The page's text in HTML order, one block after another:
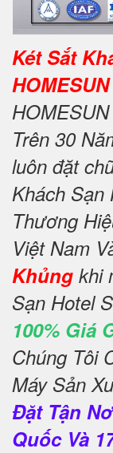
Két Sắt
Trên 30
luôn đặt
Khách Sạn
Thương
Việt Nam
Khủng khi
Sạn Hotel
100% Giá
Chúng Tôi
Máy Sản
Đặt Tận
Quốc Và